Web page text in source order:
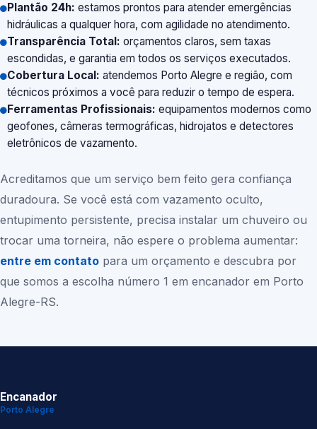
Plantão 24h: estamos prontos para atender emergências
hidráulicas a qualquer hora, com agilidade no atendimento.
Transparência Total: orçamentos claros, sem taxas
escondidas, e garantia em todos os serviços executados.
Cobertura Local: atendemos Porto Alegre e região, com
técnicos próximos a você para reduzir o tempo de espera.
Ferramentas Profissionais: equipamentos modernos como
geofones, câmeras termográficas, hidrojatos e detectores
eletrônicos de vazamento.
Acreditamos que um serviço bem feito gera confiança
duradoura. Se você está com vazamento oculto,
entupimento persistente, precisa instalar um chuveiro ou
trocar uma torneira, não espere o problema aumentar:
entre em contato para um orçamento e descubra por
que somos a escolha número 1 em encanador em Porto
Alegre-RS.
Encanador
Porto Alegre